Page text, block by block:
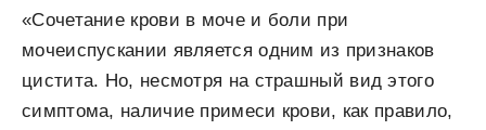
«Сочетание крови в моче и боли при
мочеиспускании является одним из признаков
цистита. Но, несмотря на страшный вид этого
симптома, наличие примеси крови, как правило,